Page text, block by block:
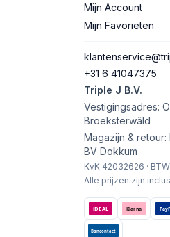
Mijn Account
Mijn Favorieten
+31 6 41047375
Triple J B.V.
Vestigingsadres:
Broeksterwâld
Magazijn & retour:
BV Dokkum
KvK 42032626 ·
Alle prijzen zijn
iDEAL Klarna
Bancontact